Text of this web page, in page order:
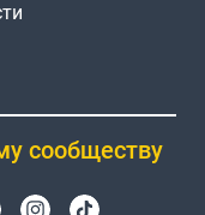
сообществу